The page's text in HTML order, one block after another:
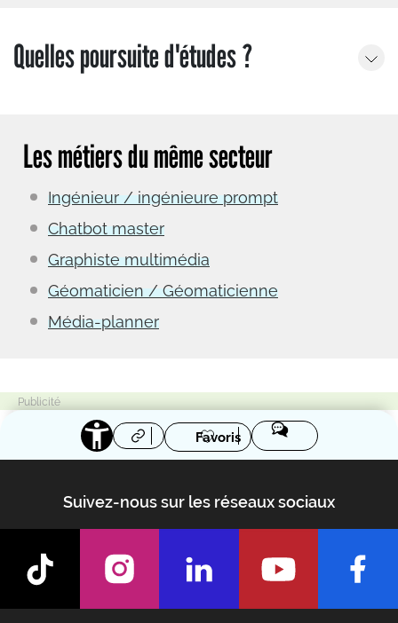
Quelles poursuite d'études ?
Les métiers du même secteur
Ingénieur / ingénieure prompt
Chatbot master
Graphiste multimédia
Géomaticien / Géomaticienne
Média-planner
Favoris
Suivez-nous sur les réseaux sociaux